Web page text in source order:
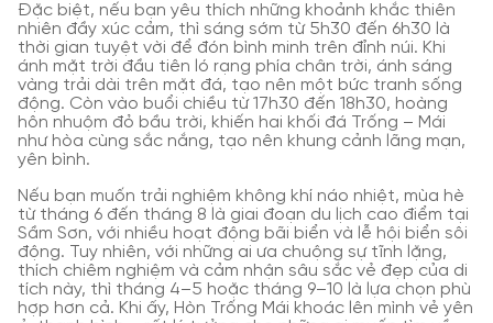
Đặc biệt, nếu bạn yêu thích những khoảnh khắc thiên
nhiên đầy xúc cảm, thì sáng sớm từ 5h30 đến 6h30 là
thời gian tuyệt vời để đón bình minh trên đỉnh núi. Khi
ánh mặt trời đầu tiên ló rạng phía chân trời, ánh sáng
vàng trải dài trên mặt đá, tạo nên một bức tranh sống
động. Còn vào buổi chiều từ 17h30 đến 18h30, hoàng
hôn nhuộm đỏ bầu trời, khiến hai khối đá Trống – Mái
như hòa cùng sắc nắng, tạo nên khung cảnh lãng mạn,
yên bình.
Nếu bạn muốn trải nghiệm không khí náo nhiệt, mùa hè
từ tháng 6 đến tháng 8 là giai đoạn du lịch cao điểm tại
Sầm Sơn, với nhiều hoạt động bãi biển và lễ hội biển sôi
động. Tuy nhiên, với những ai ưa chuộng sự tĩnh lặng,
thích chiêm nghiệm và cảm nhận sâu sắc vẻ đẹp của di
tích này, thì tháng 4–5 hoặc tháng 9–10 là lựa chọn phù
hợp hơn cả. Khi ấy, Hòn Trống Mái khoác lên mình vẻ yên